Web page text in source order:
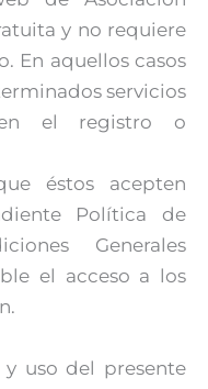
y no requiere
En aquellos casos
servicios
el registro o
éstos acepten
Política de
Generales
el acceso a los
y uso del presente